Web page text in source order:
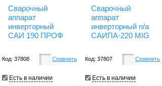
Сварочный
аппарат
инверторный
САИ 190 ПРОФ
Код: 37808 Сравнить
Есть в наличии
Сварочный
аппарат
инверторный п/а
САИПА-220 MIG
Код: 37807 Сравнить
Есть в наличии